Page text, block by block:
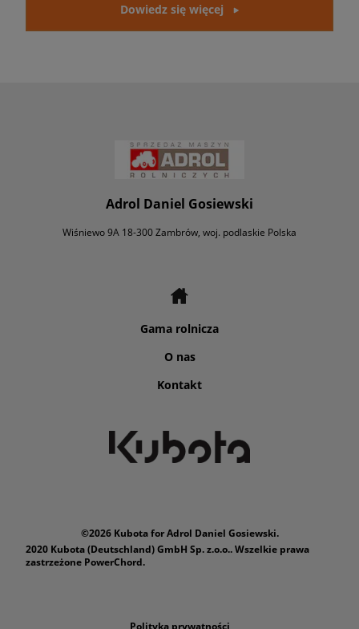
Dowiedz się więcej
Adrol Daniel Gosiewski
Wiśniewo 9A 18-300 Zambrów, woj. podlaskie Polska
Gama rolnicza
O nas
Kontakt
©2026 Kubota for Adrol Daniel Gosiewski.
2020 Kubota (Deutschland) GmbH Sp. z.o.o.. Wszelkie prawa
zastrzeżone PowerChord.
Polityka prywatności